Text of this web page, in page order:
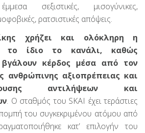
σεξιστικές, μισογύνικες,
ρατσιστικές απόψεις.
χρήζει και ολόκληρη η
το ίδιο το κανάλι, καθώς
κέρδος μέσα από τον
ανθρώπινης αξιοπρέπειας και
αντιλήψεων και
. Ο σταθμός του SKAI έχει τεράστιες
του συγκεκριμένου ατόμου από
κατ’ επιλογήν του